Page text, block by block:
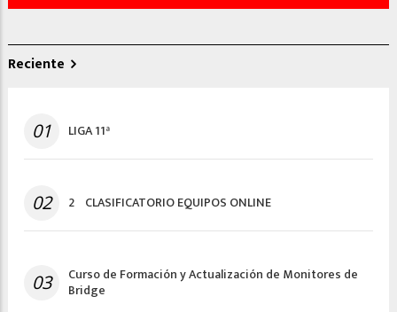
Reciente
01 LIGA 11ª
02 2º CLASIFICATORIO EQUIPOS ONLINE
03 Curso de Formación y Actualización de Monitores de
Bridge